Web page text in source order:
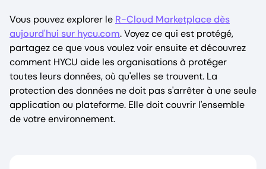
Vous pouvez explorer le R-Cloud Marketplace dès
aujourd'hui sur hycu.com. Voyez ce qui est protégé,
partagez ce que vous voulez voir ensuite et découvrez
comment HYCU aide les organisations à protéger
toutes leurs données, où qu'elles se trouvent. La
protection des données ne doit pas s'arrêter à une seule
application ou plateforme. Elle doit couvrir l'ensemble
de votre environnement.